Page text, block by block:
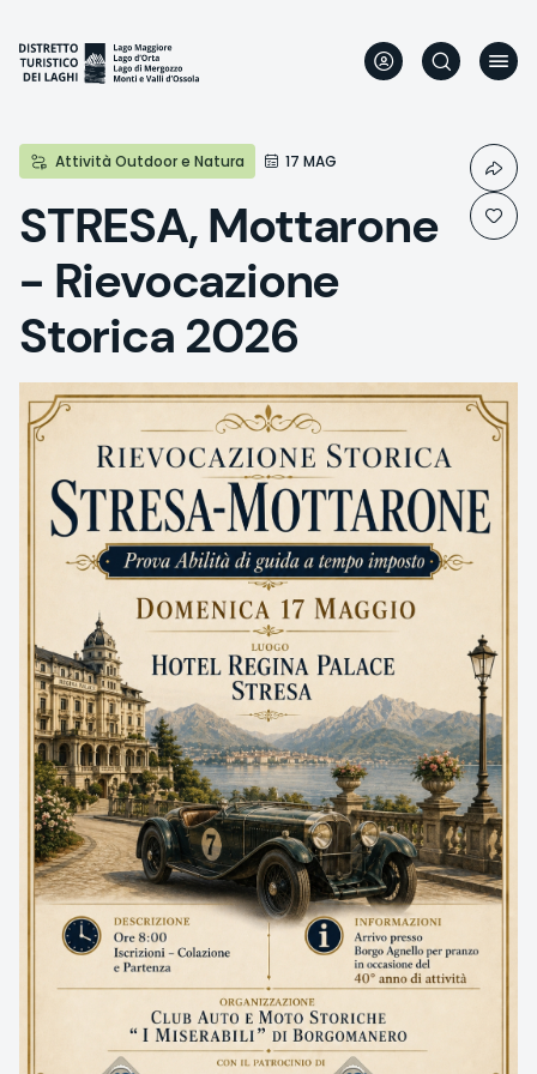
main
content
Attività Outdoor e Natura 17 MAG
STRESA, Mottarone
- Rievocazione
Storica 2026